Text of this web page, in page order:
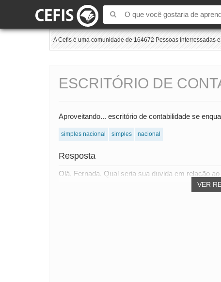
A Cefis é uma comunidade de 164672 Pessoas interressadas
ESCRITÓRIO DE
Aproveitando... escritório de contabilidade se
simples nacional simples nacional
Resposta
VER
Olá, Fernada, Qual seria sua duvida em relação